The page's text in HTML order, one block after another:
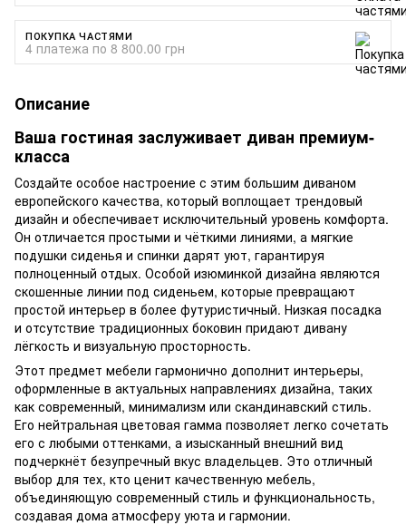
ПОКУПКА ЧАСТЯМИ
4 платежа по 8 800.00 грн
Описание
Ваша гостиная заслуживает диван премиум-
класса
Создайте особое настроение с этим большим диваном
европейского качества, который воплощает трендовый
дизайн и обеспечивает исключительный уровень комфорта.
Он отличается простыми и чёткими линиями, а мягкие
подушки сиденья и спинки дарят уют, гарантируя
полноценный отдых. Особой изюминкой дизайна являются
скошенные линии под сиденьем, которые превращают
простой интерьер в более футуристичный. Низкая посадка
и отсутствие традиционных боковин придают дивану
лёгкость и визуальную просторность.
Этот предмет мебели гармонично дополнит интерьеры,
оформленные в актуальных направлениях дизайна, таких
как современный, минимализм или скандинавский стиль.
Его нейтральная цветовая гамма позволяет легко сочетать
его с любыми оттенками, а изысканный внешний вид
подчеркнёт безупречный вкус владельцев. Это отличный
выбор для тех, кто ценит качественную мебель,
объединяющую современный стиль и функциональность,
создавая дома атмосферу уюта и гармонии.